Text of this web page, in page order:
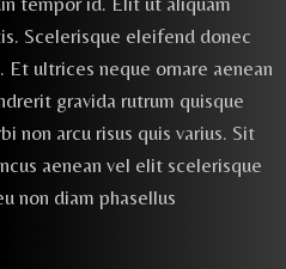
Scelerisque eleifend donec
ultrices neque ornare aenean
gravida rutrum quisque
non arcu risus quis varius. Sit
aenean vel elit scelerisque
non diam phasellus